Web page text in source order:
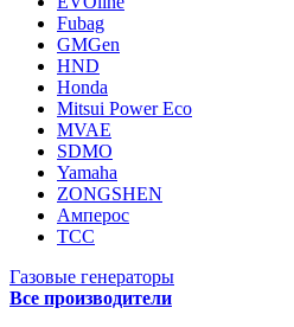
Fubag
GMGen
HND
Honda
Mitsui Power Eco
MVAE
SDMO
Yamaha
ZONGSHEN
Амперос
ТСС
Газовые генераторы
Все производители